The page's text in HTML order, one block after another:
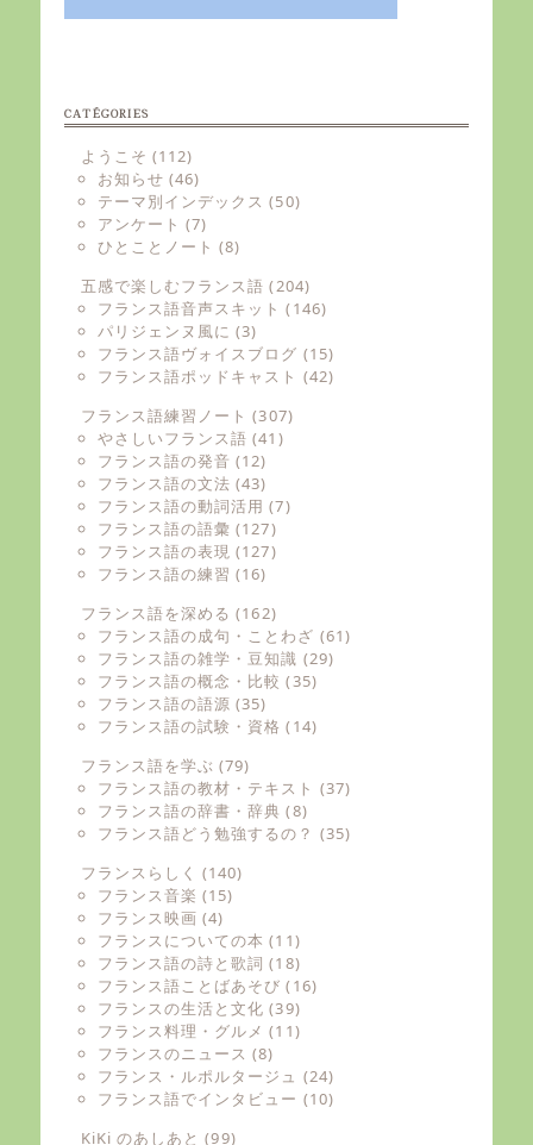
CATÉGORIES
ようこそ (112)
お知らせ (46)
テーマ別インデックス (50)
アンケート (7)
ひとことノート (8)
五感で楽しむフランス語 (204)
フランス語音声スキット (146)
パリジェンヌ風に (3)
フランス語ヴォイスブログ (15)
フランス語ポッドキャスト (42)
フランス語練習ノート (307)
やさしいフランス語 (41)
フランス語の発音 (12)
フランス語の文法 (43)
フランス語の動詞活用 (7)
フランス語の語彙 (127)
フランス語の表現 (127)
フランス語の練習 (16)
フランス語を深める (162)
フランス語の成句・ことわざ (61)
フランス語の雑学・豆知識 (29)
フランス語の概念・比較 (35)
フランス語の語源 (35)
フランス語の試験・資格 (14)
フランス語を学ぶ (79)
フランス語の教材・テキスト (37)
フランス語の辞書・辞典 (8)
フランス語どう勉強するの？ (35)
フランスらしく (140)
フランス音楽 (15)
フランス映画 (4)
フランスについての本 (11)
フランス語の詩と歌詞 (18)
フランス語ことばあそび (16)
フランスの生活と文化 (39)
フランス料理・グルメ (11)
フランスのニュース (8)
フランス・ルポルタージュ (24)
フランス語でインタビュー (10)
KiKi のあしあと (99)